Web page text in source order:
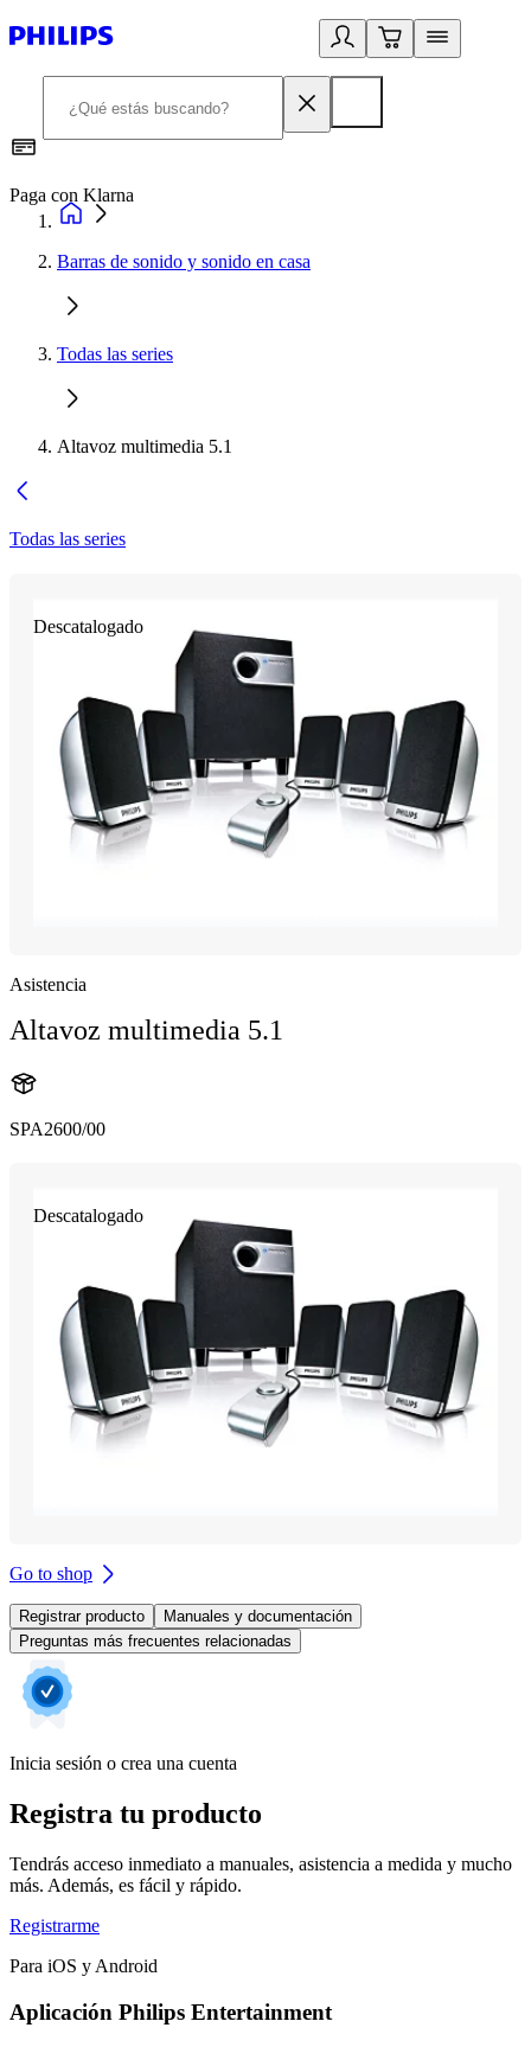
Paga con Klarna
Barras de sonido y sonido en casa
Todas las series
Altavoz multimedia 5.1
Todas las series
Descatalogado
Asistencia
Altavoz multimedia 5.1
SPA2600/00
Descatalogado
Go to shop
Registrar producto
Manuales y documentación
Preguntas más frecuentes relacionadas
Inicia sesión o crea una cuenta
Registra tu producto
Tendrás acceso inmediato a manuales, asistencia a medida y mucho
más. Además, es fácil y rápido.
Registrarme
Para iOS y Android
Aplicación Philips Entertainment